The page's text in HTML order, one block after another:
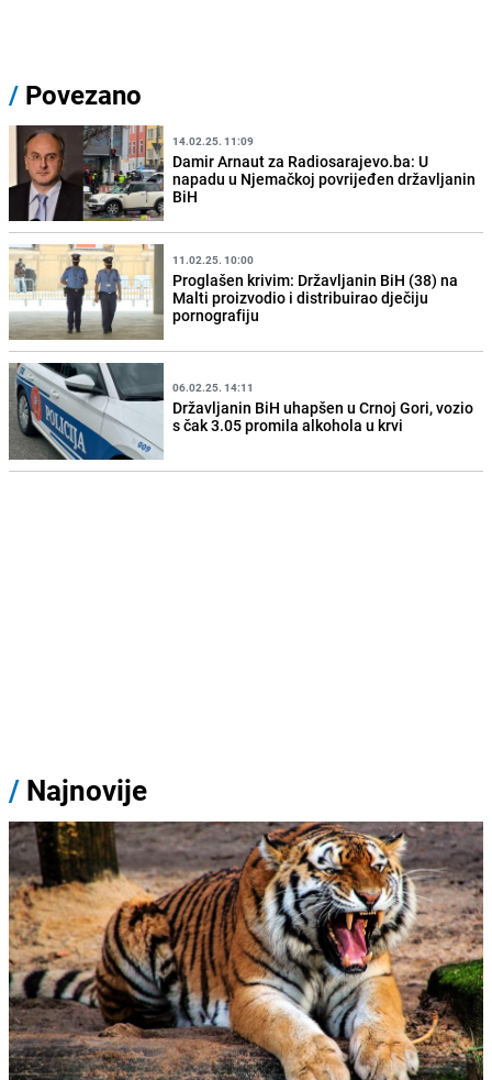
/ Povezano
14.02.25. 11:09
Damir Arnaut za Radiosarajevo.ba: U
napadu u Njemačkoj povrijeđen državljanin
BiH
11.02.25. 10:00
Proglašen krivim: Državljanin BiH (38) na
Malti proizvodio i distribuirao dječiju
pornografiju
06.02.25. 14:11
Državljanin BiH uhapšen u Crnoj Gori, vozio
s čak 3.05 promila alkohola u krvi
/ Najnovije